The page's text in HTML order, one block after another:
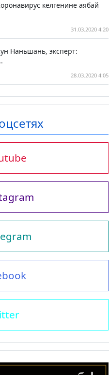
келгенине аябай
31.03.2020 4:20
Наньшань, эксперт:
28.03.2020 4:05